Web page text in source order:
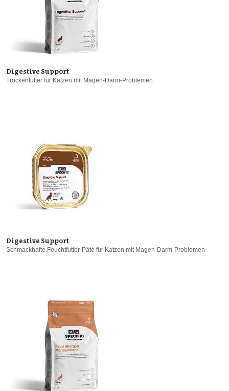
Digestive Support
Trockenfutter für Katzen mit Magen-Darm-Problemen
Digestive Support
Schmackhafte Feuchtfutter-Pâté für Katzen mit Magen-Darm-Problemen